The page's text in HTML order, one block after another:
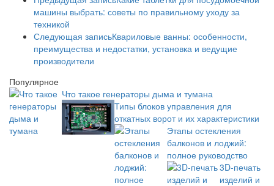
машины выбрать: советы по правильному уходу за
техникой
Следующая записьКвариловые ванны: особенности,
преимущества и недостатки, установка и ведущие
производители
Популярное
Что такое генераторы дыма и тумана
Типы блоков управления для
откатных ворот и их характеристики
Этапы остекления
балконов и лоджий:
полное руководство
3D-печать
изделий и